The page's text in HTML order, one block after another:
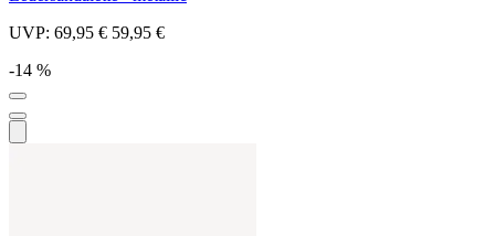
UVP: 69,95 € 59,95 €
-14 %